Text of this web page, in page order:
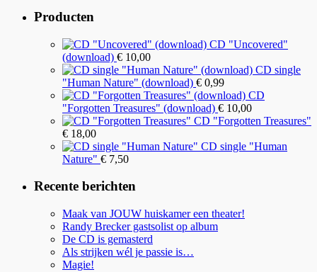
Producten
CD "Uncovered"
(download) € 10,00
CD single
"Human Nature" (download) € 0,99
CD
"Forgotten Treasures" (download) € 10,00
CD "Forgotten Treasures"
€ 18,00
CD single "Human
Nature" € 7,50
Recente berichten
Maak van JOUW huiskamer een theater!
Randy Brecker gastsolist op album
De CD is gemasterd
Als strijken wél je passie is…
Magie!